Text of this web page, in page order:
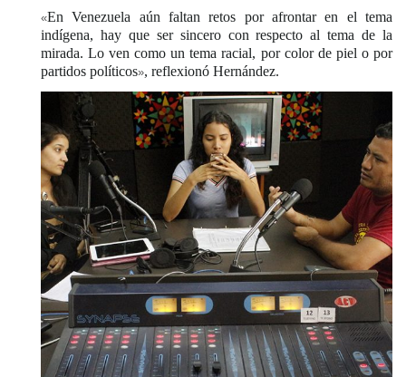
«En Venezuela aún faltan retos por afrontar en el tema
indígena, hay que ser sincero con respecto al tema de la
mirada. Lo ven como un tema racial, por color de piel o por
partidos políticos», reflexionó Hernández.